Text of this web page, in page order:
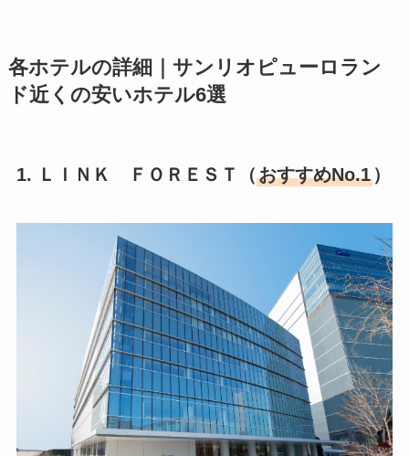
各ホテルの詳細｜サンリオピューロラン
ド近くの安いホテル6選
1. ＬＩＮＫ ＦＯＲＥＳＴ（おすすめNo.1）